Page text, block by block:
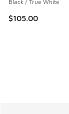
Black / True White
$105.00